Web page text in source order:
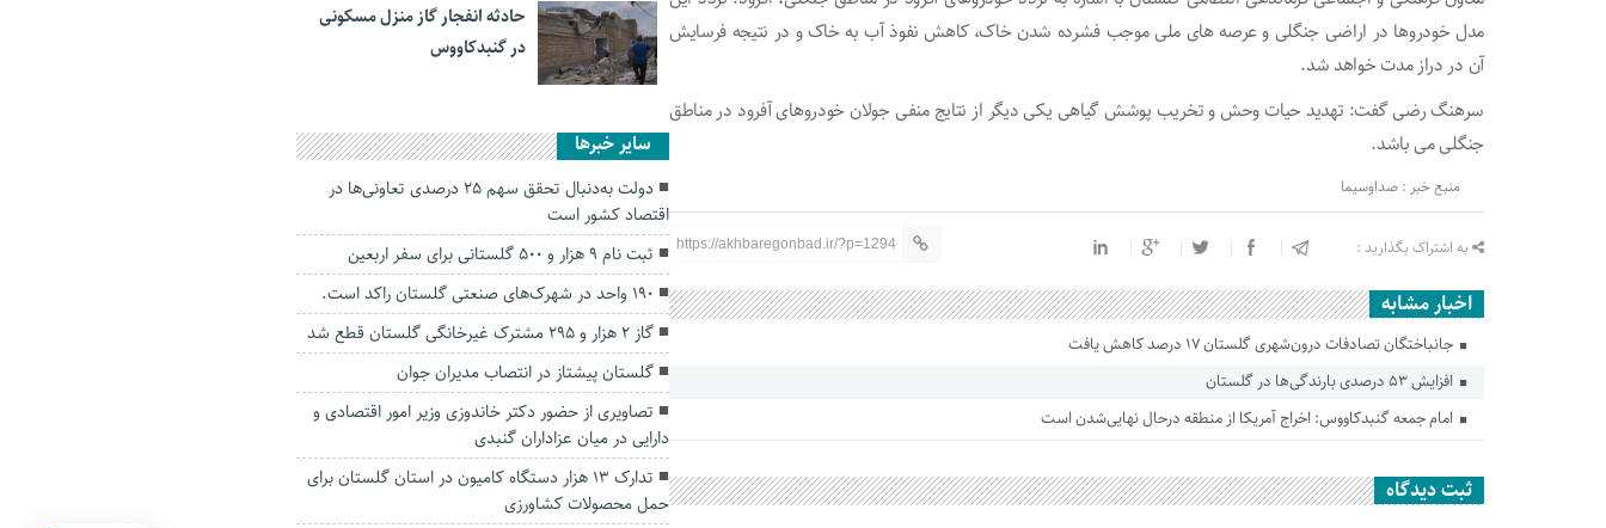
مدل خودروها در اراضی جنگلی و عرصه های ملی موجب فشرده شدن خاک، کاهش نفوذ آب به خاک و در نتیجه فرسایش
آن در دراز مدت خواهد شد.
سرهنگ رضی گفت: تهدید حیات وحش و تخریب پوشش گیاهی یکی دیگر از نتایج منفی جولان خودروهای آفرود در مناطق
جنگلی می باشد.
منبع خبر : صداوسیما
به اشتراک بگذارید : https://akhbaregonbad.ir/?p=1294
اخبار مشابه
جانباختگان تصادفات درون‌شهری گلستان ۱۷ درصد کاهش یافت
افزایش ۵۳ درصدی بارندگی‌ها در گلستان
امام جمعه گنبدکاووس: اخراج آمریکا از منطقه درحال نهایی‌شدن است
ثبت دیدگاه
حادثه انفجار گاز منزل مسکونی
در گنبدکاووس
سایر خبرها
دولت به‌دنبال تحقق سهم ۲۵ درصدی تعاونی‌ها در
اقتصاد کشور است
ثبت نام ۹ هزار و ۵۰۰ گلستانی برای سفر اربعین
۱۹۰ واحد در شهرک‌های صنعتی گلستان راکد است.
گاز ۲ هزار و ۲۹۵ مشترک غیرخانگی گلستان قطع شد
گلستان پیشتاز در انتصاب مدیران جوان
تصاویری از حضور دکتر خاندوزی وزیر امور اقتصادی و
دارایی در میان عزاداران گنبدی
تدارک ۱۳ هزار دستگاه کامیون در استان گلستان برای
حمل محصولات کشاورزی